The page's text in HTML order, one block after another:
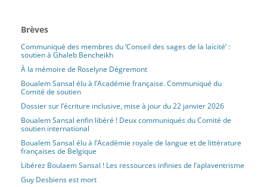
Brèves
Communiqué des membres du ‘Conseil des sages de la laïcité’ :
soutien à Ghaleb Bencheikh
À la mémoire de Roselyne Dégremont
Boualem Sansal élu à l’Académie française. Communiqué du
Comité de soutien
Dossier sur l’écriture inclusive, mise à jour du 22 janvier 2026
Boualem Sansal enfin libéré ! Deux communiqués du Comité de
soutien international
Boualem Sansal élu à l’Académie royale de langue et de littérature
françaises de Belgique
Libérez Boulaem Sansal ! Les ressources infinies de l’aplaventrisme
Guy Desbiens est mort